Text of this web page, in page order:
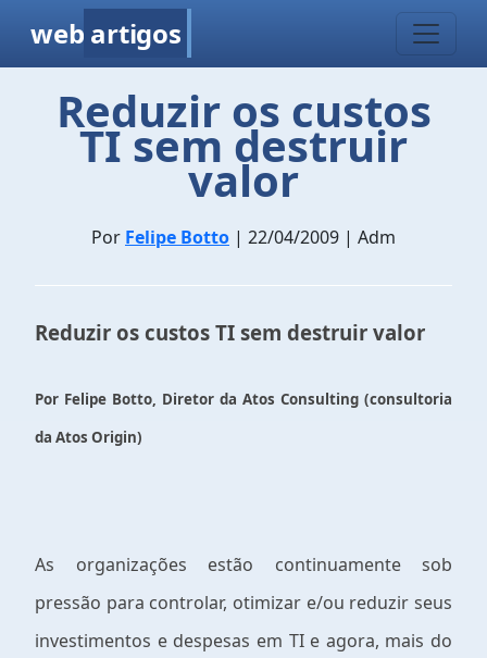
web artigos
Reduzir os custos
TI sem destruir
valor
Por Felipe Botto | 22/04/2009 | Adm
Reduzir os custos TI sem destruir valor
Por Felipe Botto, Diretor da Atos Consulting (consultoria
da Atos Origin)
As organizações estão continuamente sob
pressão para controlar, otimizar e/ou reduzir seus
investimentos e despesas em TI e agora, mais do